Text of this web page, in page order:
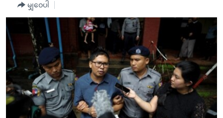
အကြောင်းအရာ
သို့
ကျော်
ကြည့်
ရန်
ပင်မ
အ
တရုတ်
အစ္စရေး-ပါလက်စတိုင်း
ရပ်ဝန်းတခု လမ်းတခု အလွန်
အင်္ဂလိပ်စာလေ့လာမယ်
အမေရိကန်သုံးအီဒီယံ
မကြေးမုံရဲ့ အင်္ဂလိပ်စာ
ရုပ်ရှင်ထဲက အင်္ဂလိပ်စာ
သုတပဒေသာ အင်္ဂလိပ်စာ
အပတ်စဉ်ကဏ္ဍများ
ရေဒီယို
တီဗွီ
ရေဒီယိုနှင့်ရုပ်သံ အချက်အလက်များ
ရေဒီယို/တီဗွီအစီအစဉ်
Learning English
မျှဝေပါ